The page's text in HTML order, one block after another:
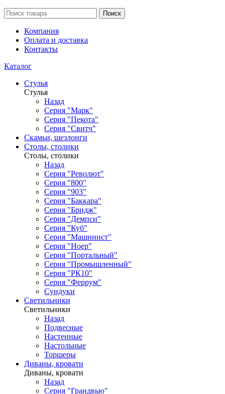
Поиск
Компания
Оплата и доставка
Контакты
Каталог
Стулья
Стулья
Назад
Серия "Марк"
Серия "Пекота"
Серия "Свитч"
Скамьи, шезлонги
Столы, столики
Столы, столики
Назад
Серия "Револют"
Серия "800"
Серия "903"
Серия "Баккара"
Серия "Бридж"
Серия "Демпси"
Серия "Куб"
Серия "Машинист"
Серия "Ноер"
Серия "Портальный"
Серия "Промышленный"
Серия "РК10"
Серия "Феррум"
Сундуки
Светильники
Светильники
Назад
Подвесные
Настенные
Настольные
Торшеры
Диваны, кровати
Диваны, кровати
Назад
Серия "Грандвью"